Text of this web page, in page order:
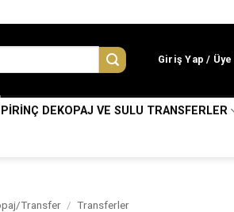
Giriş Yap
PİRİNÇ DEKOPAJ VE SULU TRANSFERLER
Transfer / Transferler